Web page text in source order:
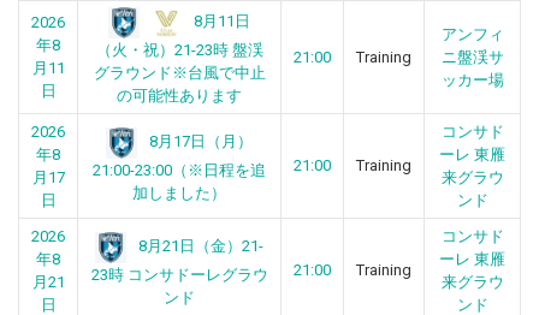
2026
年8
月11
日
8月11日
（火・祝）21-23時 盤渓
グラウンド※台風で中止
の可能性あります
21:00 Training
アンフィ
ニ盤渓サ
ッカー場
2026
年8
月17
日
8月17日（月）
21:00-23:00（※日程を追
加しました）
21:00 Training
コンサド
ーレ 東雁
来グラウ
ンド
2026
年8
月21
日
8月21日（金）21-
23時 コンサドーレグラウ
ンド
21:00 Training
コンサド
ーレ 東雁
来グラウ
ンド